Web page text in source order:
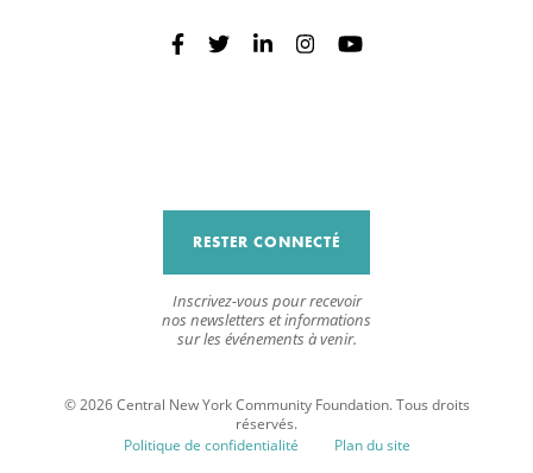
RESTER CONNECTÉ
Inscrivez-vous pour recevoir
nos newsletters et informations
sur les événements à venir.
© 2026 Central New York Community Foundation. Tous droits
réservés.
Politique de confidentialité
Plan du site